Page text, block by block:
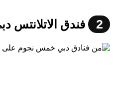
2 فندق الاتلانتس